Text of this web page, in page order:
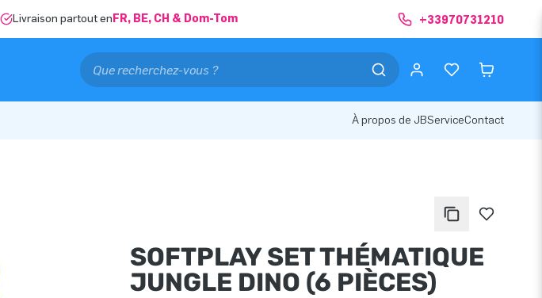
Livraison partout en FR, BE, CH & Dom-Tom +33970731210
À propos de JBServiceContact
SOFTPLAY SET THÉMATIQUE
JUNGLE DINO (6 PIÈCES)